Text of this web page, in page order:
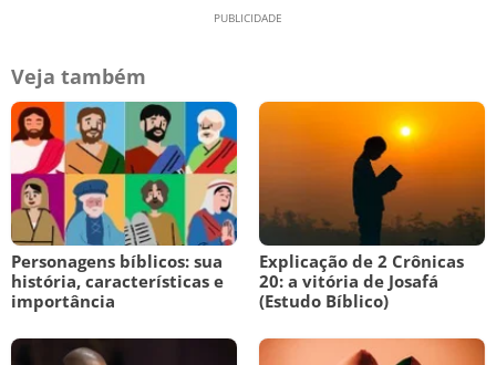
Veja também
Personagens bíblicos: sua
história, características e
importância
Explicação de 2 Crônicas
20: a vitória de Josafá
(Estudo Bíblico)